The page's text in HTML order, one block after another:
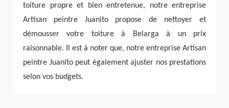
toiture propre et bien entretenue, notre entreprise
Artisan peintre Juanito propose de nettoyer et
démousser votre toiture à Belarga à un prix
raisonnable. Il est à noter que, notre entreprise Artisan
peintre Juanito peut également ajuster nos prestations
selon vos budgets.